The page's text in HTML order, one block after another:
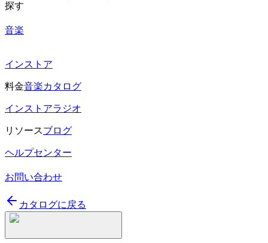
探す
音楽
インストア
料金音楽カタログ
インストアラジオ
リソースブログ
ヘルプセンター
お問い合わせ
カタログに戻る